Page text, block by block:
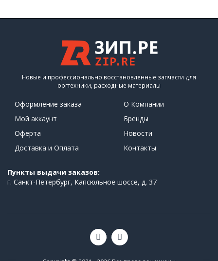
Новые и профессионально восстановленные запчасти для
оргтехники, расходные материалы
Оформление заказа
Мой аккаунт
Оферта
Доставка и Оплата
О Компании
Бренды
Новости
Контакты
Пункты выдачи заказов:
г. Санкт-Петербург, Капсюльное шоссе, д. 37